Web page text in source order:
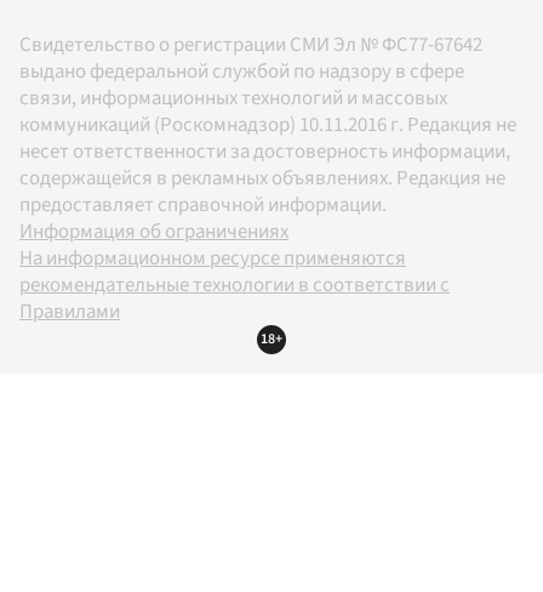
Свидетельство о регистрации СМИ Эл № ФС77-67642
выдано федеральной службой по надзору в сфере
связи, информационных технологий и массовых
коммуникаций (Роскомнадзор) 10.11.2016 г. Редакция не
несет ответственности за достоверность информации,
содержащейся в рекламных объявлениях. Редакция не
предоставляет справочной информации.
Информация об ограничениях
На информационном ресурсе применяются
рекомендательные технологии в соответствии с
Правилами
18+